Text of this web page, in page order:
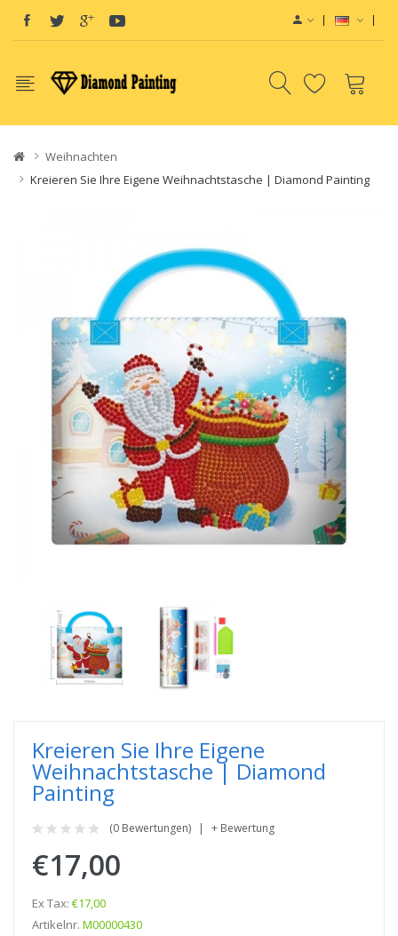
Weihnachten
Kreieren Sie Ihre Eigene Weihnachtstasche | Diamond Painting
Kreieren Sie Ihre Eigene
Weihnachtstasche | Diamond
Painting
(0 Bewertungen) + Bewertung
€17,00
Ex Tax: €17,00
Artikelnr. M00000430